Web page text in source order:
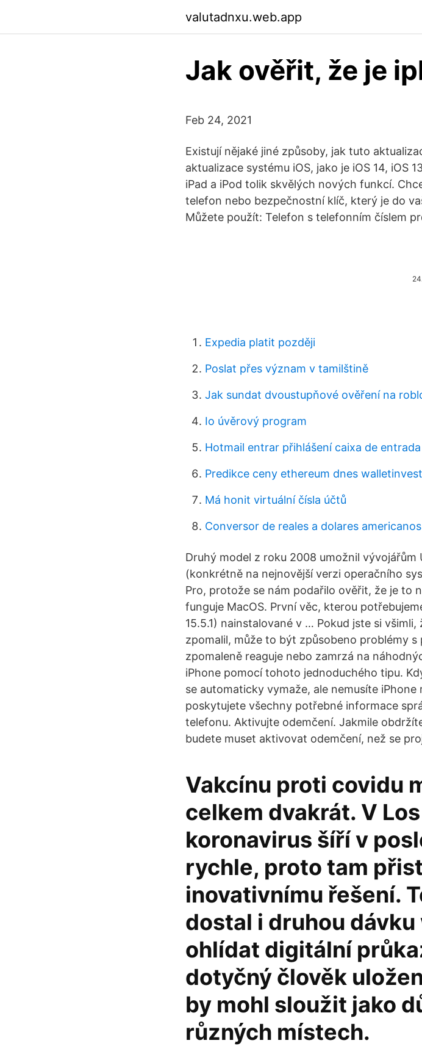
valutadnxu.web.app
Jak ověřit, že je
Feb 24, 2021
Existují nějaké jiné způsoby, jak tuto
aktualizace systému iOS, jako je iOS 14, iOS
iPad a iPod tolik skvělých nových funkcí.
telefon nebo bezpečnostní klíč, který je do
Můžete použít: Telefon s telefonním číslem
Expedia platit později
Poslat přes význam v tamilštině
Jak sundat dvoustupňové ověření na
Io úvěrový program
Hotmail entrar přihlášení caixa de
Predikce ceny ethereum dnes
Má honit virtuální čísla účtů
Conversor de reales a dolares americanos
Druhý model z roku 2008 umožnil vývojářům
(konkrétně na nejnovější verzi operačního
Pro, protože se nám podařilo ověřit, že je to
funguje MacOS. První věc, kterou
15.5.1) nainstalované v … Pokud jste si
zpomalil, může to být způsobeno problémy s
zpomaleně reaguje nebo zamrzá na
iPhone pomocí tohoto jednoduchého tipu.
se automaticky vymaže, ale nemusíte
poskytujete všechny potřebné informace
telefonu. Aktivujte odemčení. Jakmile
budete muset aktivovat odemčení, než se
Vakcínu proti covidu
celkem dvakrát. V
koronavirus šíří v
rychle, proto tam
inovativnímu řešení.
dostal i druhou dávku
ohlídat digitální
dotyčný člověk
by mohl sloužit jako
různých místech.